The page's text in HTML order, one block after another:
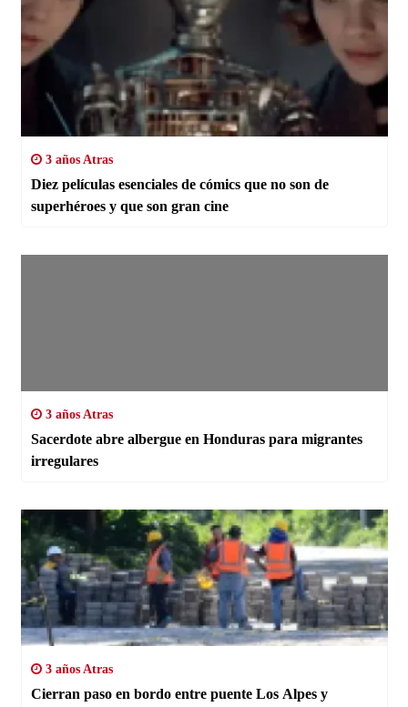
3 años Atras
Diez películas esenciales de cómics que no son de
superhéroes y que son gran cine
3 años Atras
Sacerdote abre albergue en Honduras para migrantes
irregulares
3 años Atras
Cierran paso en bordo entre puente Los Alpes y